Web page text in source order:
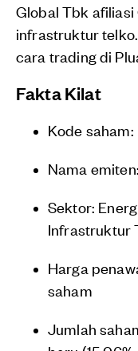
Global Tbk
infrastruktur
cara trading di
Fakta Kilat
Kode saham:
Nama
Sektor:
Infrastruktur
Harga
saham
Jumlah